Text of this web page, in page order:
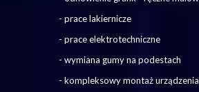
- prace lakiernicze
- prace elektrotechniczne
- wymiana gumy na podestach
- kompleksowy montaż urządzenia